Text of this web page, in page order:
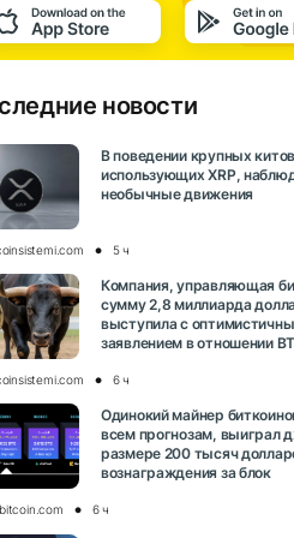
новости
В поведении крупных
использующих XRP,
необычные движения
5 ч
Компания, управляющая
сумму 2,8 миллиарда
выступила с
заявлением в отношении
6 ч
Одинокий майнер
всем прогнозам, выиграл
размере 200 тысяч
вознаграждения за блок
6 ч